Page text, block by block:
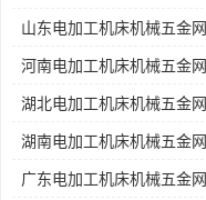
山东电加工机床机械五金网
河南电加工机床机械五金网
湖北电加工机床机械五金网
湖南电加工机床机械五金网
广东电加工机床机械五金网